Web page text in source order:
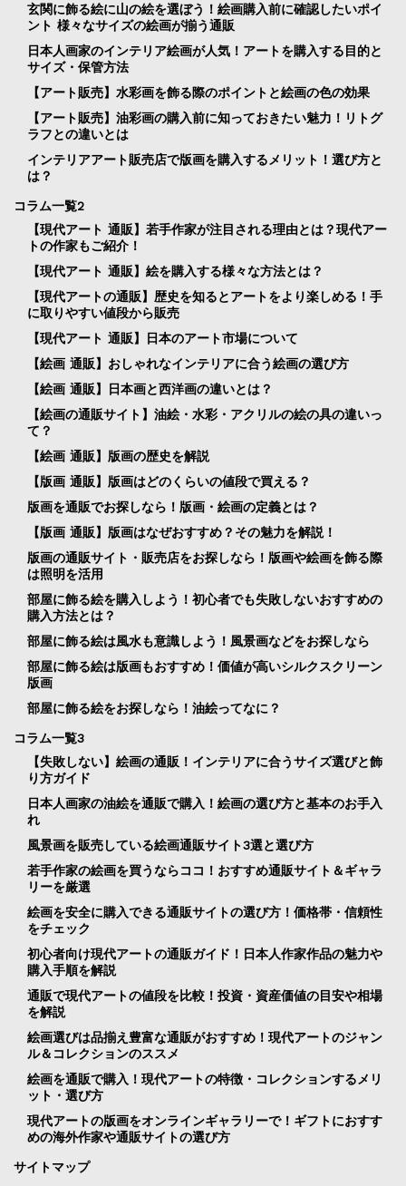
玄関に飾る絵に山の絵を選ぼう！絵画購入前に確認したいポイ
ント 様々なサイズの絵画が揃う通販
日本人画家のインテリア絵画が人気！アートを購入する目的と
サイズ・保管方法
【アート販売】水彩画を飾る際のポイントと絵画の色の効果
【アート販売】油彩画の購入前に知っておきたい魅力！リトグ
ラフとの違いとは
インテリアアート販売店で版画を購入するメリット！選び方と
は？
コラム一覧2
【現代アート 通販】若手作家が注目される理由とは？現代アー
トの作家もご紹介！
【現代アート 通販】絵を購入する様々な方法とは？
【現代アートの通販】歴史を知るとアートをより楽しめる！手
に取りやすい値段から販売
【現代アート 通販】日本のアート市場について
【絵画 通販】おしゃれなインテリアに合う絵画の選び方
【絵画 通販】日本画と西洋画の違いとは？
【絵画の通販サイト】油絵・水彩・アクリルの絵の具の違いっ
て？
【絵画 通販】版画の歴史を解説
【版画 通販】版画はどのくらいの値段で買える？
版画を通販でお探しなら！版画・絵画の定義とは？
【版画 通販】版画はなぜおすすめ？その魅力を解説！
版画の通販サイト・販売店をお探しなら！版画や絵画を飾る際
は照明を活用
部屋に飾る絵を購入しよう！初心者でも失敗しないおすすめの
購入方法とは？
部屋に飾る絵は風水も意識しよう！風景画などをお探しなら
部屋に飾る絵は版画もおすすめ！価値が高いシルクスクリーン
版画
部屋に飾る絵をお探しなら！油絵ってなに？
コラム一覧3
【失敗しない】絵画の通販！インテリアに合うサイズ選びと飾
り方ガイド
日本人画家の油絵を通販で購入！絵画の選び方と基本のお手入
れ
風景画を販売している絵画通販サイト3選と選び方
若手作家の絵画を買うならココ！おすすめ通販サイト＆ギャラ
リーを厳選
絵画を安全に購入できる通販サイトの選び方！価格帯・信頼性
をチェック
初心者向け現代アートの通販ガイド！日本人作家作品の魅力や
購入手順を解説
通販で現代アートの値段を比較！投資・資産価値の目安や相場
を解説
絵画選びは品揃え豊富な通販がおすすめ！現代アートのジャン
ル＆コレクションのススメ
絵画を通販で購入！現代アートの特徴・コレクションするメリ
ット・選び方
現代アートの版画をオンラインギャラリーで！ギフトにおすす
めの海外作家や通販サイトの選び方
サイトマップ